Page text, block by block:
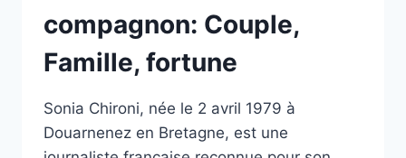
compagnon: Couple,
Famille, fortune
Sonia Chironi, née le 2 avril 1979 à
Douarnenez en Bretagne, est une